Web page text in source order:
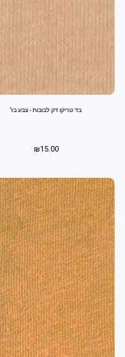
בד טריקו דק לבובות - צבע בז'
₪15.00